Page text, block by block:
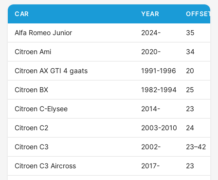
CAR YEAR OFFSET
Alfa Romeo Junior 2024- 35
Citroen Ami 2020- 34
Citroen AX GTI 4 gaats 1991-1996 20
Citroen BX 1982-1994 25
Citroen C-Elysee 2014- 23
Citroen C2 2003-2010 24
Citroen C3 2002- 23–42
Citroen C3 Aircross 2017- 23